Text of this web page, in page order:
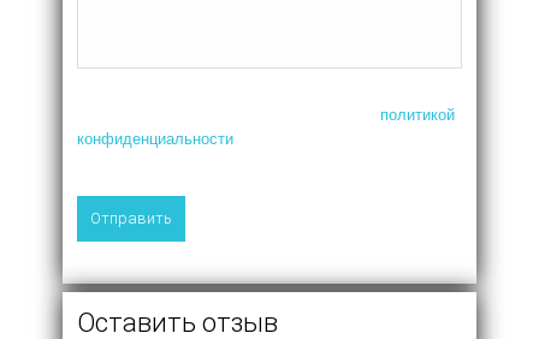
политикой
конфиденциальности
Оставить отзыв